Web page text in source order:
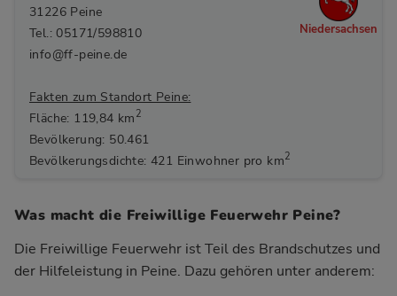
31226 Peine
Tel.: 05171/598810
info@ff-peine.de
Fakten zum Standort Peine:
Fläche: 119,84 km 2
Bevölkerung: 50.461
Bevölkerungsdichte: 421 Einwohner pro km2
Niedersachsen
Was macht die Freiwillige Feuerwehr Peine?
Die Freiwillige Feuerwehr ist Teil des Brandschutzes und
der Hilfeleistung in Peine. Dazu gehören unter anderem: